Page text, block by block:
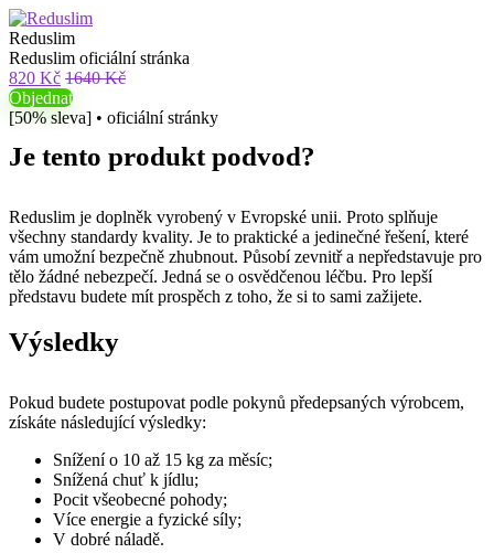
Reduslim
Reduslim oficiální stránka
820 Kč 1640 Kč
Objednat
[50% sleva] • oficiální stránky
Je tento produkt podvod?
Reduslim je doplněk vyrobený v Evropské unii. Proto splňuje
všechny standardy kvality. Je to praktické a jedinečné řešení, které
vám umožní bezpečně zhubnout. Působí zevnitř a nepředstavuje pro
tělo žádné nebezpečí. Jedná se o osvědčenou léčbu. Pro lepší
představu budete mít prospěch z toho, že si to sami zažijete.
Výsledky
Pokud budete postupovat podle pokynů předepsaných výrobcem,
získáte následující výsledky:
Snížení o 10 až 15 kg za měsíc;
Snížená chuť k jídlu;
Pocit všeobecné pohody;
Více energie a fyzické síly;
V dobré náladě.